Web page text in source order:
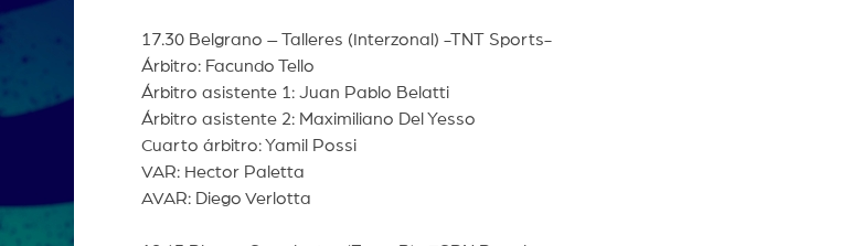
17.30 Belgrano – Talleres (Interzonal) -TNT Sports-
Árbitro: Facundo Tello
Árbitro asistente 1: Juan Pablo Belatti
Árbitro asistente 2: Maximiliano Del Yesso
Cuarto árbitro: Yamil Possi
VAR: Hector Paletta
AVAR: Diego Verlotta